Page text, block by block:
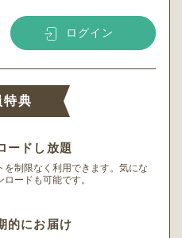
ログイン
特典
ードし放題
制限なく利用できます。 気にな
ードも可能です。
的にお届け